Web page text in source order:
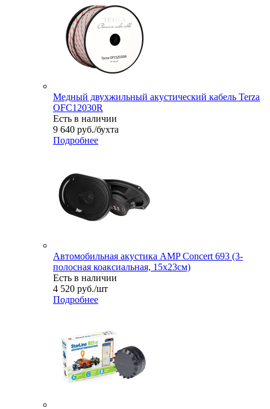
Медный двухжильный акустический кабель Terza
OFC12030R
Есть в наличии
9 640 руб./бухта
Подробнее
Автомобильная акустика AMP Concert 693 (3-
полосная коаксиальная, 15х23см)
Есть в наличии
4 520 руб./шт
Подробнее